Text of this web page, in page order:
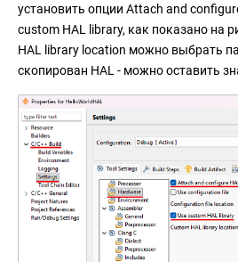
установить опции Attach and
custom HAL library, как показано на
HAL library location можно выбрать
скопирован HAL - можно оставить